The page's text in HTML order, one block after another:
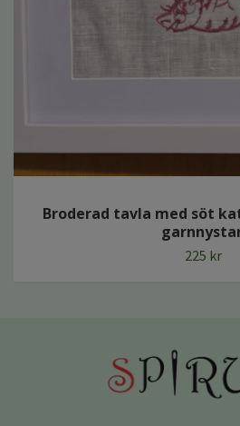
Broderad tavla med söt
225 kr